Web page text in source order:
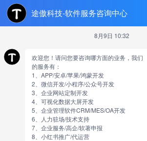
跳
正
文
威海软件开发
山东途傲网络科技有限公司
地址：济南市历城区华山街道华山中心